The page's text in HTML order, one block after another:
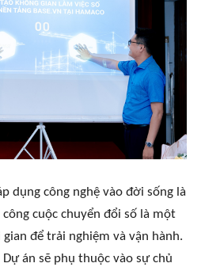
dụng công nghệ vào đời sống là
cuộc chuyển đổi số là một
để trải nghiệm và vận hành.
án sẽ phụ thuộc vào sự chủ